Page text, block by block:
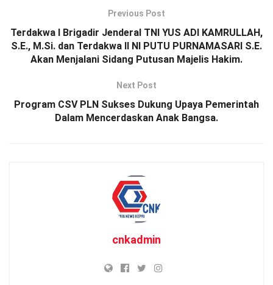
Previous Post
Terdakwa I Brigadir Jenderal TNI YUS ADI KAMRULLAH,
S.E., M.Si. dan Terdakwa II NI PUTU PURNAMASARI S.E.
Akan Menjalani Sidang Putusan Majelis Hakim.
Next Post
Program CSV PLN Sukses Dukung Upaya Pemerintah
Dalam Mencerdaskan Anak Bangsa.
cnkadmin